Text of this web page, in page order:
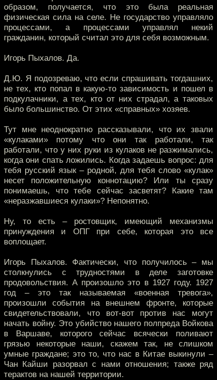
образом, получается, что это была реальная
физическая сила на селе. Не государство управляло
процессами, а процессами управлял некий
гражданин, который считал это для себя возможным.
Игорь Пыхалов. Да.
Д.Ю. Я подозреваю, что если спрашивать тогдашних,
не тех, кто попал в какую-то зависимость и пошел в
подкулачники, а тех, кто от них страдал, а таковых
было большинство. От этих «справных» хозяев.
Тут мне неоднократно рассказывали, что их звали
«кулаками» потому что они так работали, так
работали, что у них руки из кулаков не разжимались,
когда они спать ложились. Когда задаешь вопрос: для
тебя русский язык – родной, для тебя слово «кулак»
несет положительную коннотацию? Или ты сразу
понимаешь, что тебе сейчас засветят? Какие там
«неразжавшиеся кулаки»? Непонятно.
Ну, то есть – ростовщик, имеющий механизмы
принуждения и ОПГ при себе, которая это все
воплощает.
Игорь Пыхалов. Фактически, что получилось – мы
столкнулись с трудностями в деле заготовке
продовольствия. А произошло это в 1927 году. 1927
год – это так называемая «военная тревога»,
произошли события на внешнем фронте, которые
свидетельствовали, что вот-вот против нас могут
начать войну. Это убийство нашего полпреда Войкова
в Варшаве, которого сейчас всячески поливают
грязью некоторые наши, скажем так, не слишком
умные граждане; это то, что нас в Китае выкинули –
Чан Кайши разорвал с нами отношения; также ряд
терактов на нашей территории.